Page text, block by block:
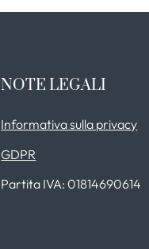
NOTE LEGALI
Informativa sulla privacy
GDPR
Partita IVA: 01814690614